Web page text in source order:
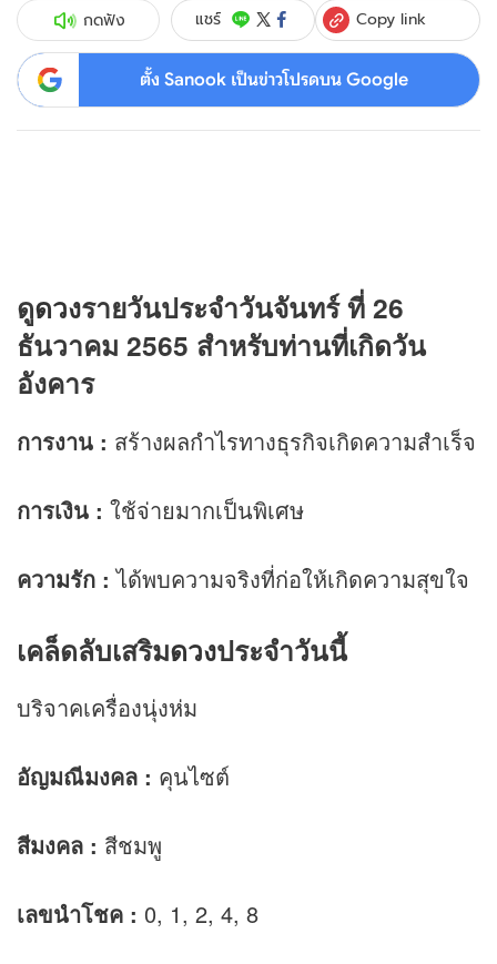
กดฟัง แชร์ Copy link
ตั้ง Sanook เป็นข่าวโปรดบน Google
ดูดวงรายวันประจำวันจันทร์ ที่ 26
ธันวาคม 2565 สำหรับท่านที่เกิดวัน
อังคาร
การงาน : สร้างผลกำไรทางธุรกิจเกิดความสำเร็จ
การเงิน : ใช้จ่ายมากเป็นพิเศษ
ความรัก : ได้พบความจริงที่ก่อให้เกิดความสุขใจ
เคล็ดลับเสริมดวงประจำวันนี้
บริจาคเครื่องนุ่งห่ม
อัญมณีมงคล : คุนไซต์
สีมงคล : สีชมพู
เลขนำโชค : 0, 1, 2, 4, 8